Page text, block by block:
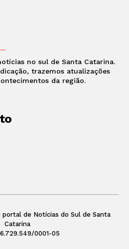
no sul de Santa Catarina.
trazemos atualizações
da região.
de Notícias do Sul de Santa
Catarina
0001-05